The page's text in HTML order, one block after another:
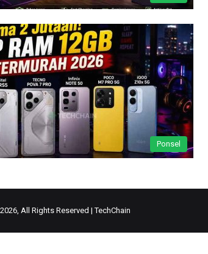
Ponsel
All Rights Reserved |TechChain